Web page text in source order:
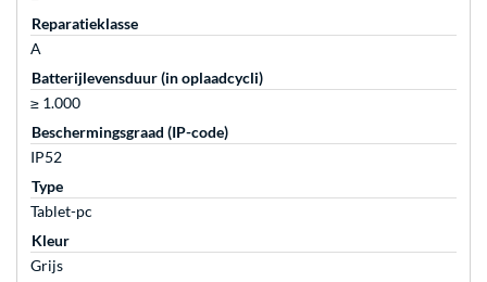
Reparatieklasse
A
Batterijlevensduur (in oplaadcycli)
≥ 1.000
Beschermingsgraad (IP-code)
IP52
Type
Tablet-pc
Kleur
Grijs